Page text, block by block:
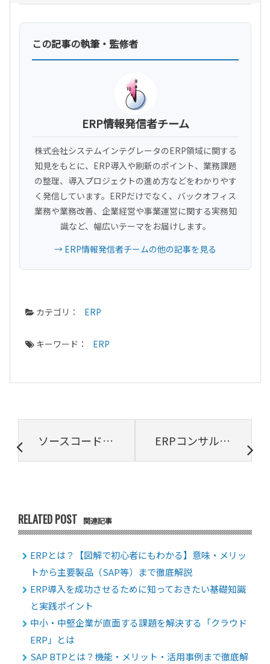
この記事の執筆・監修者
ERP情報発信者チーム
株式会社システムインテグレータのERP領域に関する
知見をもとに、ERP導入や刷新のポイント、業務課題
の整理、導入プロジェクトの進め方などをわかりやす
く発信しています。ERPだけでなく、バックオフィス
業務や業務改善、企業経営や事業運営に関する実務知
識など、幅広いテーマをお届けします。
→ ERP情報発信者チームの他の記事を見る
カテゴリ： ERP
キーワード： ERP
ソースコード管理とは？メリットや重要性、必要システムを解説 ERPコンサルタントが担う役割とは？活用の重要性や必要スキルを紹介
RELATED POST 関連記事
ERPとは？【図解で初心者にもわかる】意味・メリッ
トから主要製品（SAP等）まで徹底解説
ERP導入を成功させるために知っておきたい基礎知識
と実践ポイント
中小・中堅企業が直面する課題を解決する「クラウド
ERP」とは
SAP BTPとは？機能・メリット・活用事例まで徹底解